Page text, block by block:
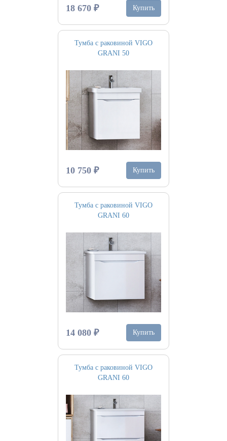
18 670 ₽ Купить
Тумба с раковиной VIGO
GRANI 50
10 750 ₽ Купить
Тумба с раковиной VIGO
GRANI 60
14 080 ₽ Купить
Тумба с раковиной VIGO
GRANI 60